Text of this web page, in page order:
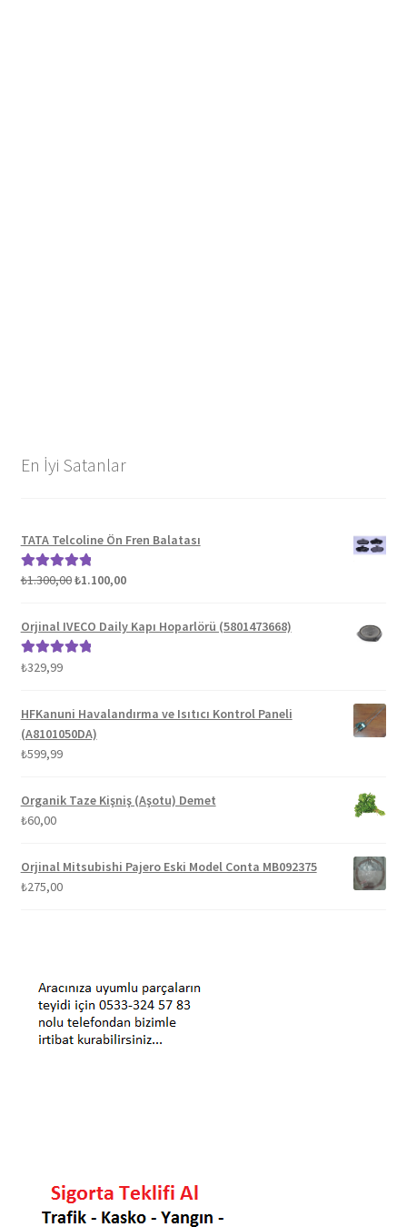
En İyi Satanlar
TATA Telcoline Ön Fren Balatası
5 üzerinden
₺1.300,00Orijinal
₺1.300,00.
₺1.100,00Şu
fiyat:
Orjinal IVECO Daily Kapı Hoparlörü (5801473668)
5 üzerinden
₺329,99
HFKanuni Havalandırma ve Isıtıcı Kontrol Paneli
(A8101050DA)
₺599,99
Organik Taze Kişniş (Aşotu) Demet
₺60,00
Orjinal Mitsubishi Pajero Eski Model Conta MB092375
₺275,00